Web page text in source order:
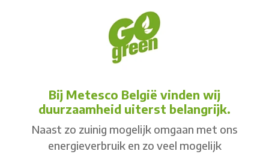
Bij Metesco België vinden wij
duurzaamheid uiterst belangrijk.
Naast zo zuinig mogelijk omgaan met ons
energieverbruik en zo veel mogelijk